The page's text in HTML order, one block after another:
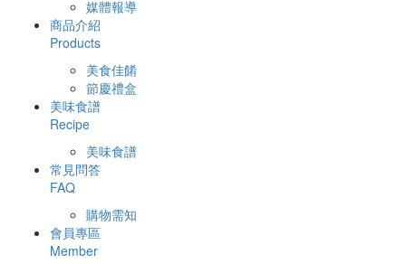
Navigation
媒體報導
商品介紹
Products
美食佳餚
節慶禮盒
美味食譜
Recipe
美味食譜
常見問答
FAQ
購物需知
會員專區
Member